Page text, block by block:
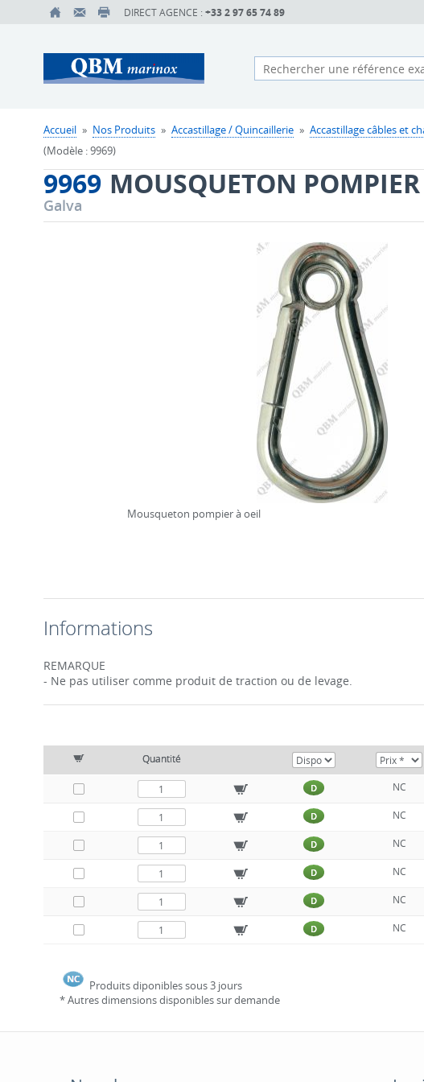
DIRECT AGENCE : +33 2 97 65 74 89
Accueil » Nos Produits » Accastillage / Quincaillerie » Accastillage câbles et
(Modèle : 9969)
9969 MOUSQUETON
Galva
Mousqueton pompier à oeil
Informations
REMARQUE
- Ne pas utiliser comme produit de traction ou de levage.
Quantité
D NC
D NC
D NC
D NC
D NC
D NC
Produits diponibles sous 3 jours
* Autres dimensions disponibles sur demande